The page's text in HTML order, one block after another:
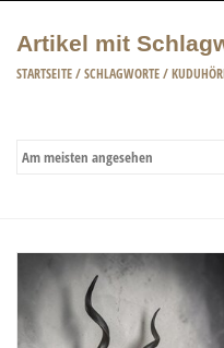
MÖBEL
WOHNACCESSOIRES
Artikel mit
STARTSEITE/SCHLAGWORTE/